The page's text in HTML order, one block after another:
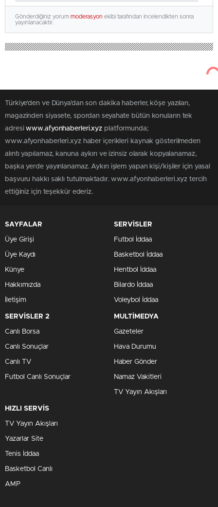
Gönderdiğiniz yorum moderasyon ekibi tarafından incelendikten sonra
yayınlanacaktır.
Türkiye'den ve Dünya’dan son dakika haberler, köşe yazıları,
magazinden siyasete, spordan seyahate bütün konuların tek
adresiwww.afyonhaberleri.xyz platformunda;
www.afyonhaberleri.xyz haber içerikleri kaynak gösterilmeden
alıntı yapılamaz, kanuna aykırı ve izinsiz olarak kopyalanamaz,
başka yerde yayınlanamaz. Aykırı işlem yapan kişi/kişiler için yasal
başvuru hakkı saklı tutulmaktadır. www.afyonhaberleri.xyz tercih
ettiğiniz için teşekkür ederiz.
SAYFALAR
Üye Girişi
Üye Kaydı
Künye
Hakkımızda
İletişim
SERVİSLER
Futbol İddaa
Basketbol İddaa
Hentbol İddaa
Bilardo İddaa
Voleybol İddaa
SERVİSLER 2
Canlı Borsa
Canlı Sonuçlar
Canlı TV
Futbol Canlı Sonuçlar
MULTİMEDYA
Gazeteler
Hava Durumu
Haber Gönder
Namaz Vakitleri
TV Yayın Akışları
HIZLI SERVİS
TV Yayın Akışları
Yazarlar Site
Tenis İddaa
Basketbol Canlı
AMP